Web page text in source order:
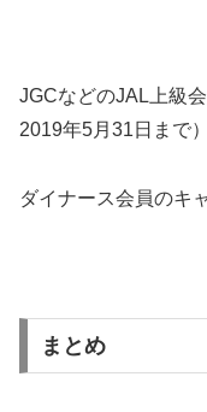
JGCなどのJAL上級
2019年5月31日まで）
ダイナース会員のキ
まとめ